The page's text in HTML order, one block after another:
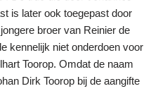
is later ook toegepast door
broer van Reinier de
kennelijk niet onderdoen voor
Toorop. Omdat de naam
Dirk Toorop bij de aangifte